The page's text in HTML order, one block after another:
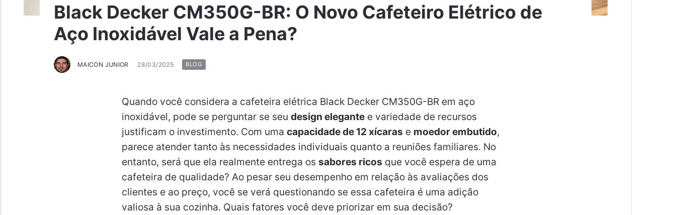
Black Decker CM350G-BR: O Novo Cafeteiro Elétrico de
Aço Inoxidável Vale a Pena?
MAICON JUNIOR 28/03/2025 BLOG
Quando você considera a cafeteira elétrica Black Decker CM350G-BR em aço
inoxidável, pode se perguntar se seu design elegantee variedade de recursos
justificam o investimento. Com uma capacidade de 12 xícaras e moedor embutido,
parece atender tanto às necessidades individuais quanto a reuniões familiares. No
entanto, será que ela realmente entrega os sabores ricos que você espera de uma
cafeteira de qualidade? Ao pesar seu desempenho em relação às avaliações dos
clientes e ao preço, você se verá questionando se essa cafeteira é uma adição
valiosa à sua cozinha. Quais fatores você deve priorizar em sua decisão?